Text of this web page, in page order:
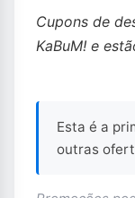
Cupons de
KaBuM! e
Esta é a
outras